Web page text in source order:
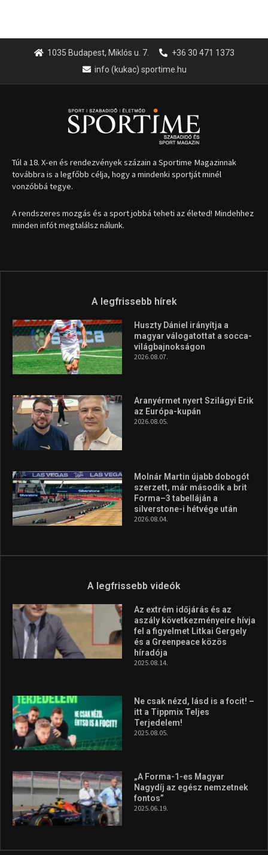
1035 Budapest, Miklós u. 7.
+36 30 471 1373
info (kukac) sportime.hu
Túl a 18. X-en és rendezvények százain a Sportime Magazinnak
továbbra is a legfőbb célja, hogy a mindenki sportját minél
vonzóbbá tegye.
A rendszeres mozgás és a sport jobbá teheti az életed! Mindehhez
minden infót megtalálsz nálunk.
A legfrissebb hírek
Huszty Dániel irányítja a
magyar válogatottat a socca-
világbajnokságon
2026.08.07.
Aranyérmet nyert Szilágyi Erik
az Európa-kupán
2026.08.05.
Molnár Martin újabb dobogót
szerzett, már második a brit
Forma–3 tabelláján a
silverstone-i hétvége után
2026.08.04.
A legfrissebb videók
Az extrém időjárás és az
aszály következményeire hívja
fel a figyelmet Litkai Gergely
és a Greenpeace közös
híradója
2025.08.14.
Ne csak nézd, lásd is a focit! –
itt a Tippmix Teljes
Terjedelem!
2025.08.05.
„A Forma-1-es Magyar
Nagydíj az egész nemzetnek
fontos”
2025.06.19.